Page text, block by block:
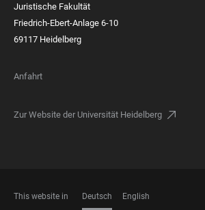
Juristische Fakultät
Friedrich-Ebert-Anlage 6-10
69117 Heidelberg
Anfahrt
Zur Website der Universität Heidelberg
This website in Deutsch English